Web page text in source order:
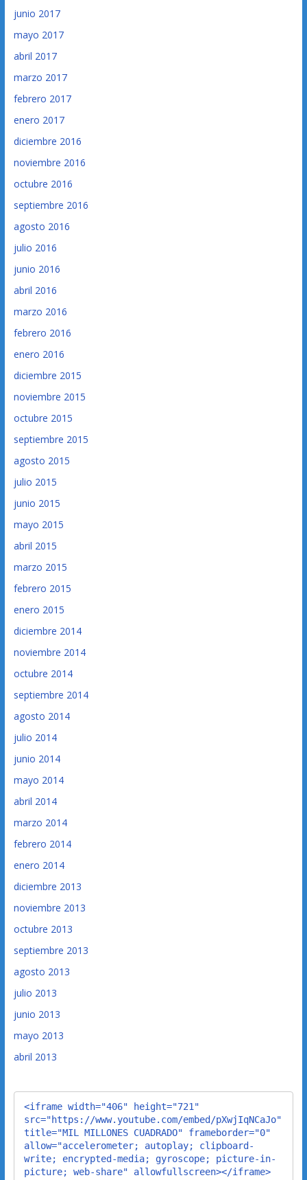
junio 2017
mayo 2017
abril 2017
marzo 2017
febrero 2017
enero 2017
diciembre 2016
noviembre 2016
octubre 2016
septiembre 2016
agosto 2016
julio 2016
junio 2016
abril 2016
marzo 2016
febrero 2016
enero 2016
diciembre 2015
noviembre 2015
octubre 2015
septiembre 2015
agosto 2015
julio 2015
junio 2015
mayo 2015
abril 2015
marzo 2015
febrero 2015
enero 2015
diciembre 2014
noviembre 2014
octubre 2014
septiembre 2014
agosto 2014
julio 2014
junio 2014
mayo 2014
abril 2014
marzo 2014
febrero 2014
enero 2014
diciembre 2013
noviembre 2013
octubre 2013
septiembre 2013
agosto 2013
julio 2013
junio 2013
mayo 2013
abril 2013
<iframe width="406" height="721"
src="https://www.youtube.com/embed/pXwjIqNCaJo"
title="MIL MILLONES CUADRADO" frameborder="0"
allow="accelerometer; autoplay; clipboard-
write; encrypted-media; gyroscope; picture-in-
picture; web-share" allowfullscreen></iframe>